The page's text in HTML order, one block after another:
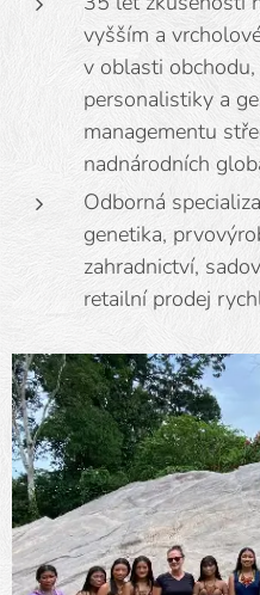
vyšším a
v oblasti
personalistiky a
managementu
nadnárodních
Odborná
genetika,
zahradnictví,
retailní prodej